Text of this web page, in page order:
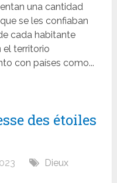
una cantidad
se les confiaban
cada habitante
el territorio
con países como...
des étoiles
Dieux